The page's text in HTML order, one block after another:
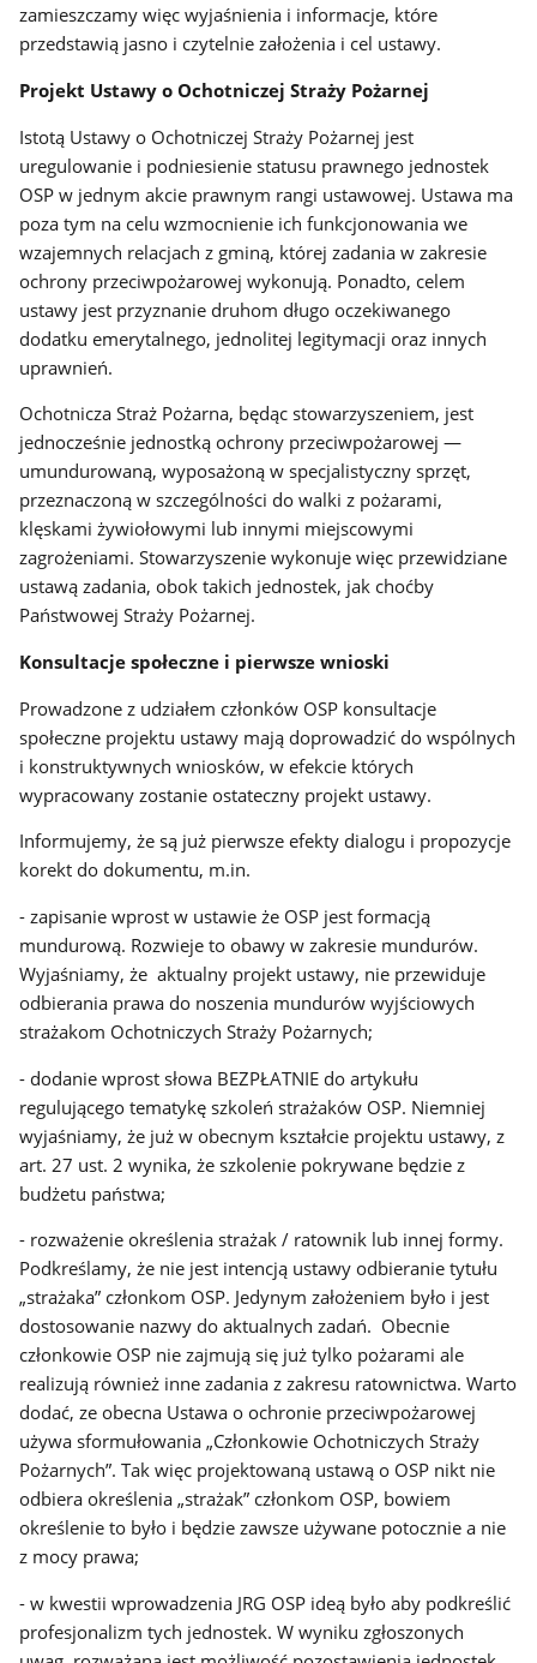
zamieszczamy więc wyjaśnienia i informacje, które
przedstawią jasno i czytelnie założenia i cel ustawy.
Projekt Ustawy o Ochotniczej Straży Pożarnej
Istotą Ustawy o Ochotniczej Straży Pożarnej jest
uregulowanie i podniesienie statusu prawnego jednostek
OSP w jednym akcie prawnym rangi ustawowej. Ustawa ma
poza tym na celu wzmocnienie ich funkcjonowania we
wzajemnych relacjach z gminą, której zadania w zakresie
ochrony przeciwpożarowej wykonują. Ponadto, celem
ustawy jest przyznanie druhom długo oczekiwanego
dodatku emerytalnego, jednolitej legitymacji oraz innych
uprawnień.
Ochotnicza Straż Pożarna, będąc stowarzyszeniem, jest
jednocześnie jednostką ochrony przeciwpożarowej —
umundurowaną, wyposażoną w specjalistyczny sprzęt,
przeznaczoną w szczególności do walki z pożarami,
klęskami żywiołowymi lub innymi miejscowymi
zagrożeniami. Stowarzyszenie wykonuje więc przewidziane
ustawą zadania, obok takich jednostek, jak choćby
Państwowej Straży Pożarnej.
Konsultacje społeczne i pierwsze wnioski
Prowadzone z udziałem członków OSP konsultacje
społeczne projektu ustawy mają doprowadzić do wspólnych
i konstruktywnych wniosków, w efekcie których
wypracowany zostanie ostateczny projekt ustawy.
Informujemy, że są już pierwsze efekty dialogu i propozycje
korekt do dokumentu, m.in.
- zapisanie wprost w ustawie że OSP jest formacją
mundurową. Rozwieje to obawy w zakresie mundurów.
Wyjaśniamy, że aktualny projekt ustawy, nie przewiduje
odbierania prawa do noszenia mundurów wyjściowych
strażakom Ochotniczych Straży Pożarnych;
- dodanie wprost słowa BEZPŁATNIE do artykułu
regulującego tematykę szkoleń strażaków OSP. Niemniej
wyjaśniamy, że już w obecnym kształcie projektu ustawy, z
art. 27 ust. 2 wynika, że szkolenie pokrywane będzie z
budżetu państwa;
- rozważenie określenia strażak / ratownik lub innej formy.
Podkreślamy, że nie jest intencją ustawy odbieranie tytułu
„strażaka” członkom OSP. Jedynym założeniem było i jest
dostosowanie nazwy do aktualnych zadań. Obecnie
członkowie OSP nie zajmują się już tylko pożarami ale
realizują również inne zadania z zakresu ratownictwa. Warto
dodać, ze obecna Ustawa o ochronie przeciwpożarowej
używa sformułowania „Członkowie Ochotniczych Straży
Pożarnych”. Tak więc projektowaną ustawą o OSP nikt nie
odbiera określenia „strażak” członkom OSP, bowiem
określenie to było i będzie zawsze używane potocznie a nie
z mocy prawa;
- w kwestii wprowadzenia JRG OSP ideą było aby podkreślić
profesjonalizm tych jednostek. W wyniku zgłoszonych